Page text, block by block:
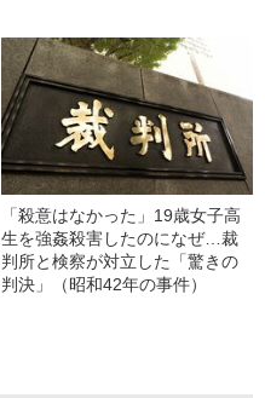
「殺意はなかった」19歳女子高
生を強姦殺害したのになぜ…裁
判所と検察が対立した「驚きの
判決」（昭和42年の事件）